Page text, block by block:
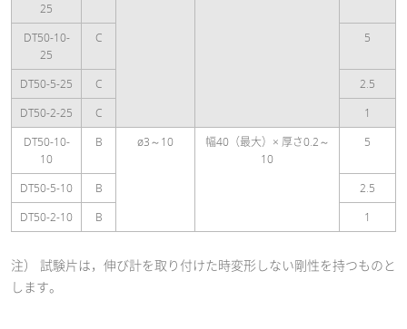
25
DT50-10-
25
C 5
DT50-5-25 C
2.5
DT50-2-25
C
1
DT50-10-
10
B ø3～10
幅40（最大）× 厚さ0.2～
10
5
DT50-5-10 B
2.5
DT50-2-10
B 1
注） 試験片は，伸び計を取り付けた時変形しない剛性を持つものと
します。